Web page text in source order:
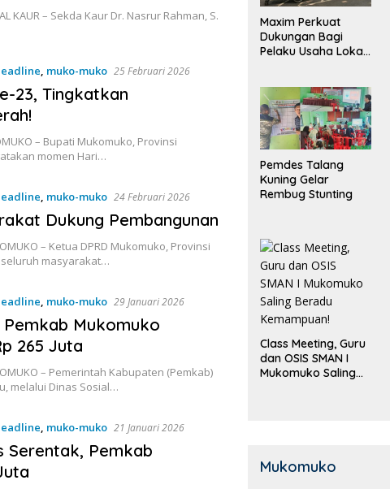
KAUR – Sekda Kaur Dr. Nasrur Rahman, S.
, muko-muko 25 Februari 2026
23, Tingkatkan
– Bupati Mukomuko, Provinsi
momen Hari…
, muko-muko 24 Februari 2026
Dukung Pembangunan
– Ketua DPRD Mukomuko, Provinsi
masyarakat…
, muko-muko 29 Januari 2026
Pemkab Mukomuko
265 Juta
– Pemerintah Kabupaten (Pemkab)
melalui Dinas Sosial…
, muko-muko 21 Januari 2026
Serentak, Pemkab
Maxim Perkuat
Dukungan Bagi
Pelaku Usaha Lokal
Ruang Publik dan
Kebersihan Pasar
Pemdes Talang
Kuning Gelar
Rembug Stunting
Class Meeting, Guru
dan OSIS SMAN I
Mukomuko Saling
Mukomuko